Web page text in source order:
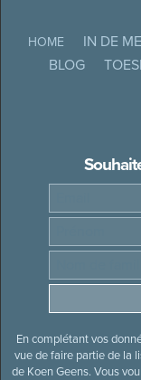
HOME IN DE
BLOG
En complétant vos
vue de faire partie de la
de Koen Geens. Vous